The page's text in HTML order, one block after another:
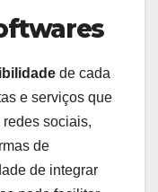
de cada
e serviços que
sociais,
de
de integrar